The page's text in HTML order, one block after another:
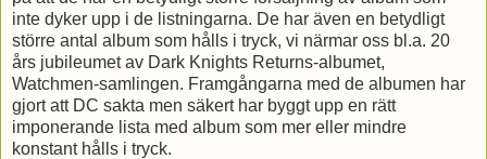
inte dyker upp i de listningarna. De har även en betydligt
större antal album som hålls i tryck, vi närmar oss bl.a. 20
års jubileumet av Dark Knights Returns-albumet,
Watchmen-samlingen. Framgångarna med de albumen har
gjort att DC sakta men säkert har byggt upp en rätt
imponerande lista med album som mer eller mindre
konstant hålls i tryck.